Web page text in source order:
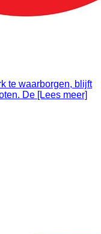
te waarborgen, blijft
De [Lees meer]